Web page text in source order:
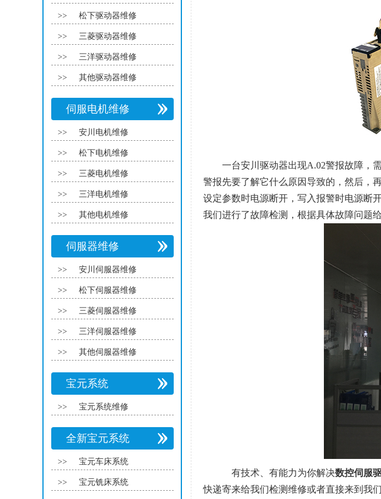
>> 松下驱动器维修
>> 三菱驱动器维修
>> 三洋驱动器维修
>> 其他驱动器维修
伺服电机维修
>> 安川电机维修
>> 松下电机维修
>> 三菱电机维修
>> 三洋电机维修
>> 其他电机维修
伺服器维修
>> 安川伺服器维修
>> 松下伺服器维修
>> 三菱伺服器维修
>> 三洋伺服器维修
>> 其他伺服器维修
宝元系统
>> 宝元系统维修
全新宝元系统
>> 宝元车床系统
>> 宝元铣床系统
一台安川驱动器出现A.02警报故障 ，
警报先要了解它什么原因导致的，然后，
设定参数时电源断开，写入报警时电源断
我们进行了故障检测，根据具体故障问题
有技术、有能力为你解决数控伺服
快递寄来给我们检测维修或者直接来到我